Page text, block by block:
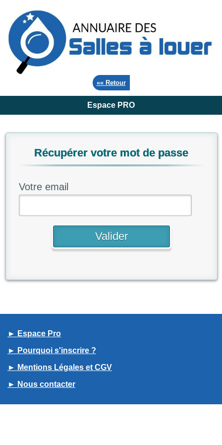
«« Retour
Espace PRO
Récupérer votre mot de passe
Votre email
► Espace Pro
► Pourquoi s'inscrire ?
► Mentions Légales et CGV
► Nous contacter